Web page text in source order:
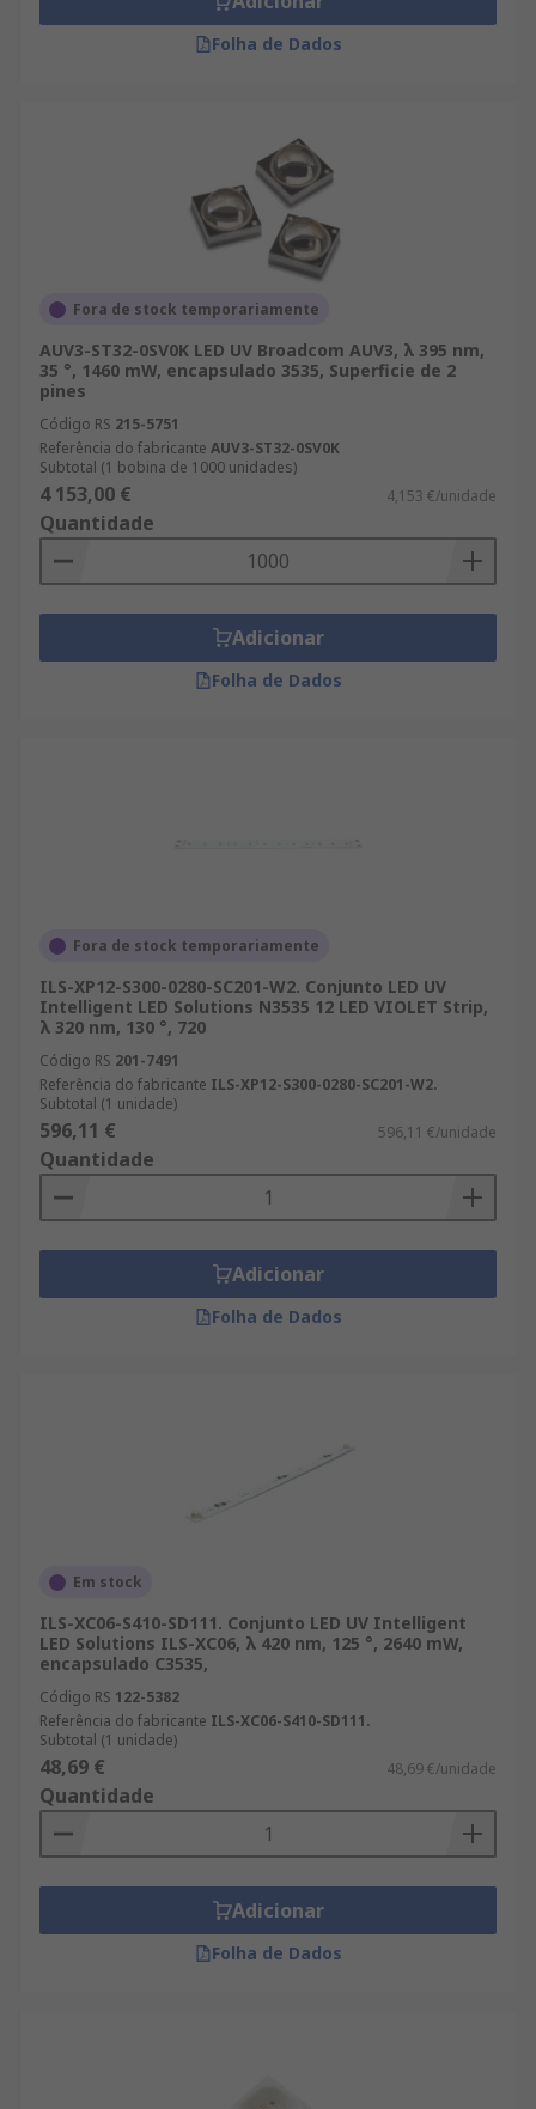
Folha de Dados
Fora de stock temporariamente
AUV3-ST32-0SV0K LED UV Broadcom AUV3, λ 395 nm,
35 °, 1460 mW, encapsulado 3535, Superficie de 2
pines
Código RS 215-5751
Referência do fabricante AUV3-ST32-0SV0K
Subtotal (1 bobina de 1000 unidades)
4 153,00 € 4,153 €/unidade
Quantidade
Adicionar
Folha de Dados
Fora de stock temporariamente
ILS-XP12-S300-0280-SC201-W2. Conjunto LED UV
Intelligent LED Solutions N3535 12 LED VIOLET Strip,
λ 320 nm, 130 °, 720
Código RS 201-7491
Referência do fabricante ILS-XP12-S300-0280-SC201-W2.
Subtotal (1 unidade)
596,11 € 596,11 €/unidade
Quantidade
Adicionar
Folha de Dados
Em stock
ILS-XC06-S410-SD111. Conjunto LED UV Intelligent
LED Solutions ILS-XC06, λ 420 nm, 125 °, 2640 mW,
encapsulado C3535,
Código RS 122-5382
Referência do fabricante ILS-XC06-S410-SD111.
Subtotal (1 unidade)
48,69 € 48,69 €/unidade
Quantidade
Adicionar
Folha de Dados